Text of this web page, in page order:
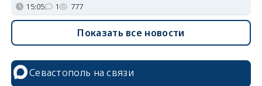
15:05 1 777
Показать все новости
Севастополь на связи